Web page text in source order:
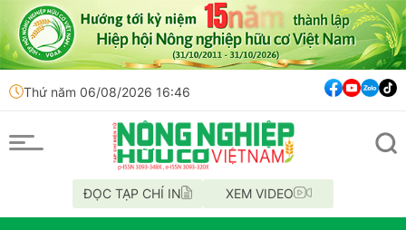
Thứ năm 06/08/2026 16:46
ĐỌC TẠP CHÍ IN XEM VIDEO